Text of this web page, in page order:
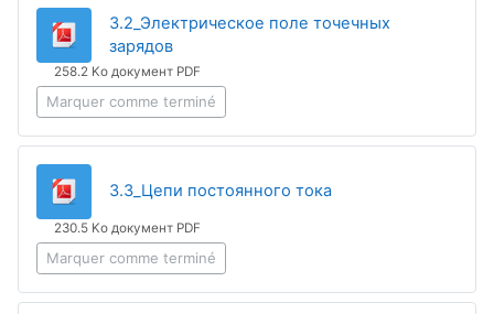
3.2_Электрическое поле точечных
зарядовFichier
258.2 Ko документ PDF
Marquer comme terminé
3.3_Цепи постоянного токаFichier
230.5 Ko документ PDF
Marquer comme terminé